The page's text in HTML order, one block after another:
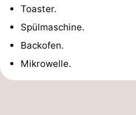
Route
Toaster.
Spülmaschine.
Backofen.
Mikrowelle.